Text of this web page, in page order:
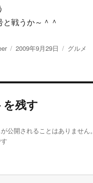
戦うか～＾＾
投
2009年9月29日
カ
グルメ
残す
公開されることはありません。